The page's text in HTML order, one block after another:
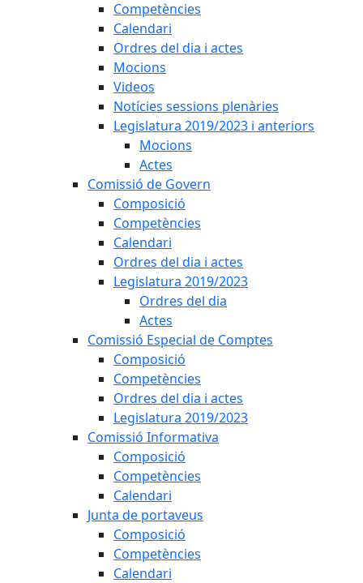
Competències
Calendari
Ordres del dia i actes
Mocions
Videos
Notícies sessions plenàries
Legislatura 2019/2023 i anteriors
Mocions
Actes
Comissió de Govern
Composició
Competències
Calendari
Ordres del dia i actes
Legislatura 2019/2023
Ordres del dia
Actes
Comissió Especial de Comptes
Composició
Competències
Ordres del dia i actes
Legislatura 2019/2023
Comissió Informativa
Composició
Competències
Calendari
Junta de portaveus
Composició
Competències
Calendari